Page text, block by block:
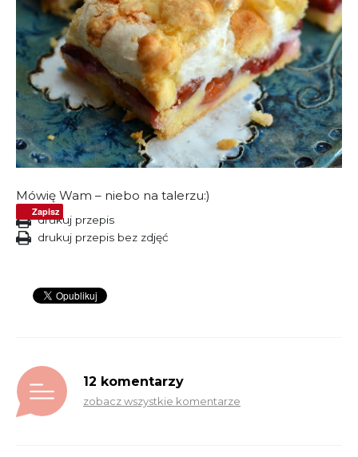
Mówię Wam – niebo na talerzu:)
Zapisz
drukuj przepis
drukuj przepis bez zdjęć
12 komentarzy
zobacz wszystkie komentarze